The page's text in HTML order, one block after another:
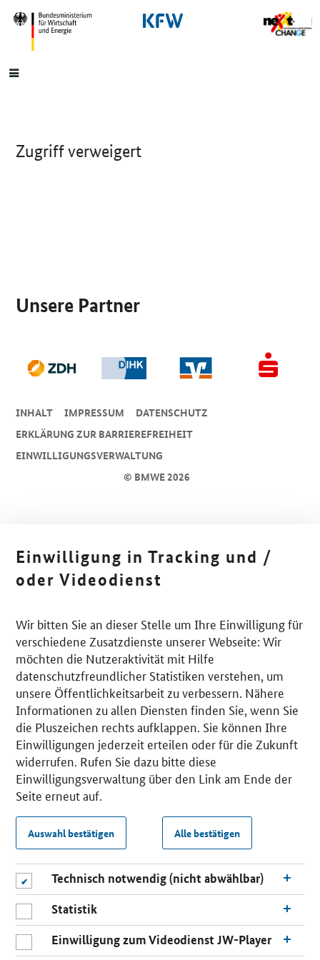
SrOnlyNavigation
Hauptmenü
Zugriff verweigert
Unsere Partner
© BMWE 2026
INHALT IMPRESSUM
DA­TEN­SCHUTZ
ERKLÄRUNG ZUR BARRIEREFREIHEIT
EINWILLIGUNGSVERWALTUNG
Einwilligung in Tracking und /
oder Videodienst
Wir bitten Sie an dieser Stelle um Ihre Einwilligung für
verschiedene Zusatzdienste unserer Webseite: Wir
möchten die Nutzeraktivität mit Hilfe
datenschutzfreundlicher Statistiken verstehen, um
unsere Öffentlichkeitsarbeit zu verbessern. Nähere
Informationen zu allen Diensten finden Sie, wenn Sie
die Pluszeichen rechts aufklappen. Sie können Ihre
Einwilligungen jederzeit erteilen oder für die Zukunft
widerrufen. Rufen Sie dazu bitte diese
Einwilligungsverwaltung über den Link am Ende der
Seite erneut auf.
Auswahl bestätigen Alle bestätigen
Technisch notwendig (nicht abwählbar)
Statistik
Einwilligung zum Videodienst JW-Player